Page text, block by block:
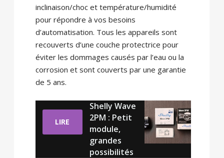
inclinaison/choc et température/humidité
pour répondre à vos besoins
d’automatisation. Tous les appareils sont
recouverts d’une couche protectrice pour
éviter les dommages causés par l’eau ou la
corrosion et sont couverts par une garantie
de 5 ans.
LIRE
Shelly Wave
2PM : Petit
module,
grandes
possibilités